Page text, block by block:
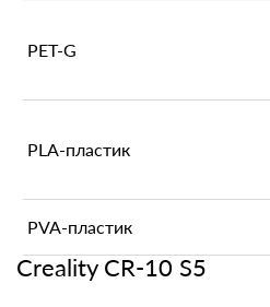
PET-G
PLA-пластик
PVA-пластик
Creality CR-10 S5